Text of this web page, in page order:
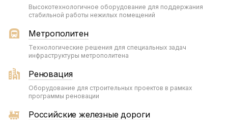
Высокотехнологичное оборудование для поддержания
стабильной работы нежилых помещений
Метрополитен
Технологические решения для специальных задач
инфраструктуры метрополитена
Реновация
Оборудование для строительных проектов в рамках
программы реновации
Российские железные дороги